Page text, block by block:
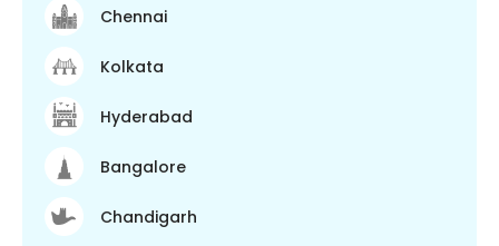
Chennai
Kolkata
Hyderabad
Bangalore
Chandigarh